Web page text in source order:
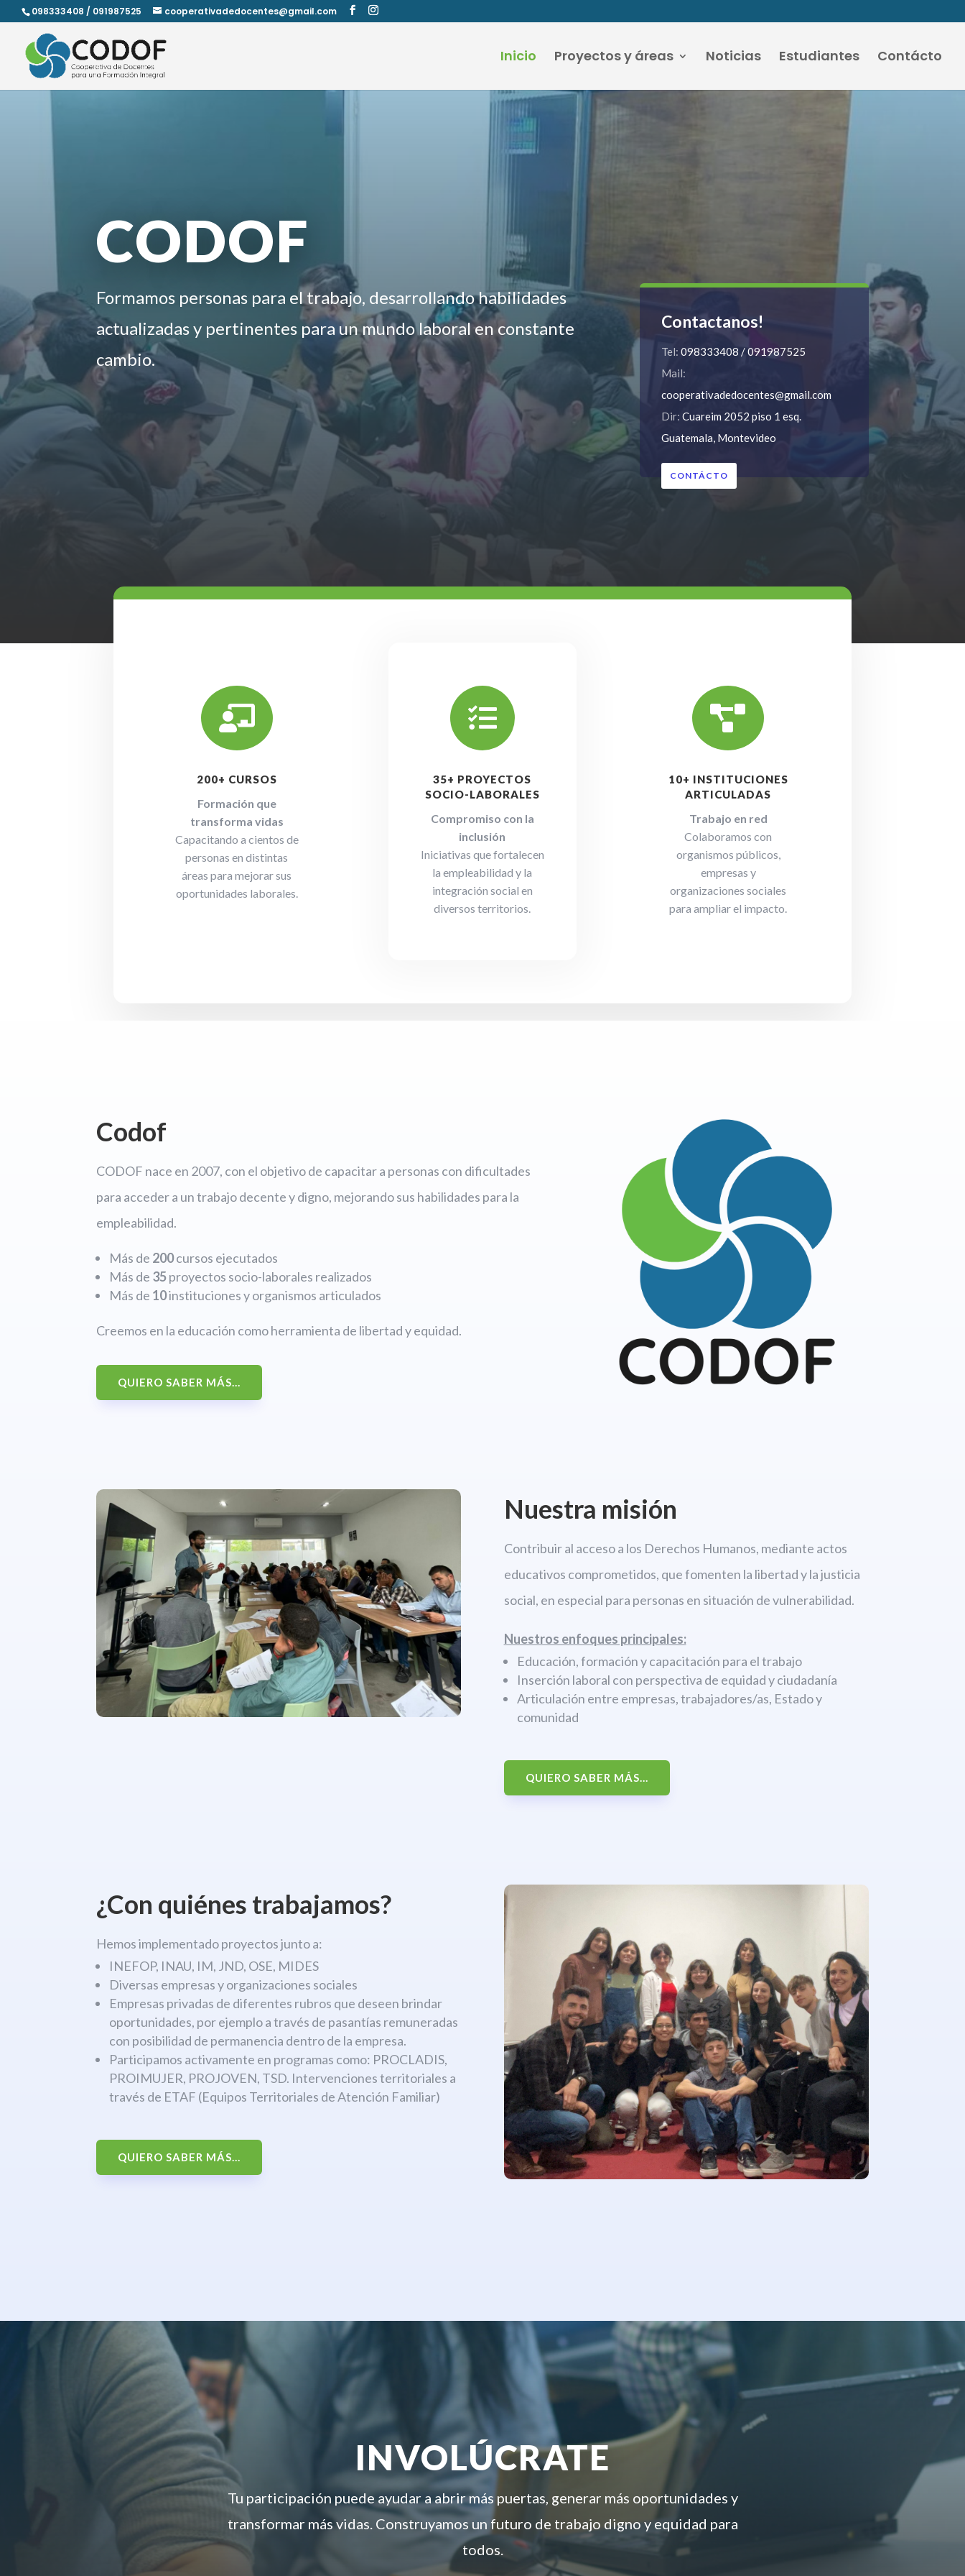
098333408 / 091987525 cooperativadedocentes@gmail.com
Inicio Proyectos y áreas Noticias Estudiantes Contácto
CODOF
Formamos personas para el trabajo, desarrollando habilidades
actualizadas y pertinentes para un mundo laboral en constante
cambio.
Contactanos!
Tel: 098333408 / 091987525
Mail:
cooperativadedocentes@gmail.com
Dir: Cuareim 2052 piso 1 esq.
Guatemala, Montevideo
CONTÁCTO

200+ CURSOS
Formación que
transforma vidas
Capacitando a cientos de
personas en distintas
áreas para mejorar sus
oportunidades laborales.

35+ PROYECTOS
SOCIO-LABORALES
Compromiso con la
inclusión
Iniciativas que fortalecen
la empleabilidad y la
integración social en
diversos territorios.

10+ INSTITUCIONES
ARTICULADAS
Trabajo en red
Colaboramos con
organismos públicos,
empresas y
organizaciones sociales
para ampliar el impacto.
Codof
CODOF nace en 2007, con el objetivo de capacitar a personas con dificultades
para acceder a un trabajo decente y digno, mejorando sus habilidades para la
empleabilidad.
Más de 200cursos ejecutados
Más de 35proyectos socio-laborales realizados
Más de 10instituciones y organismos articulados
Creemos en la educación como herramienta de libertad y equidad.
QUIERO SABER MÁS...
Nuestra misión
Contribuir al acceso a los Derechos Humanos, mediante actos
educativos comprometidos, que fomenten la libertady la justicia
social, en especial para personas en situación de vulnerabilidad.
Nuestros enfoques principales:
Educación, formación y capacitación para el trabajo
Inserción laboral con perspectiva de equidad y ciudadanía
Articulación entre empresas, trabajadores/as, Estado y
comunidad
QUIERO SABER MÁS...
¿Con quiénes trabajamos?
Hemos implementado proyectos junto a:
INEFOP, INAU, IM, JND, OSE, MIDES
Diversas empresas y organizaciones sociales
Empresas privadas de diferentes rubros que deseen brindar
oportunidades, por ejemplo a través de pasantías remuneradas
con posibilidad de permanencia dentro de la empresa.
Participamos activamente en programas como: PROCLADIS,
PROIMUJER, PROJOVEN, TSD. Intervenciones territoriales a
través de ETAF (Equipos Territoriales de Atención Familiar)
QUIERO SABER MÁS...
INVOLÚCRATE
Tu participación puede ayudar a abrir más puertas, generar más oportunidades y
transformar más vidas. Construyamos un futuro de trabajo digno y equidad para
todos.